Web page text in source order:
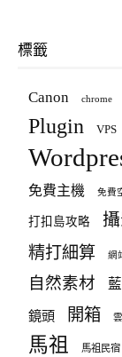
標籤
Canon chrome
Plugin VPS
免費主機 免費
打扣島攻略
精打細算 網
自然素材
鏡頭 開箱
馬祖 馬祖民宿